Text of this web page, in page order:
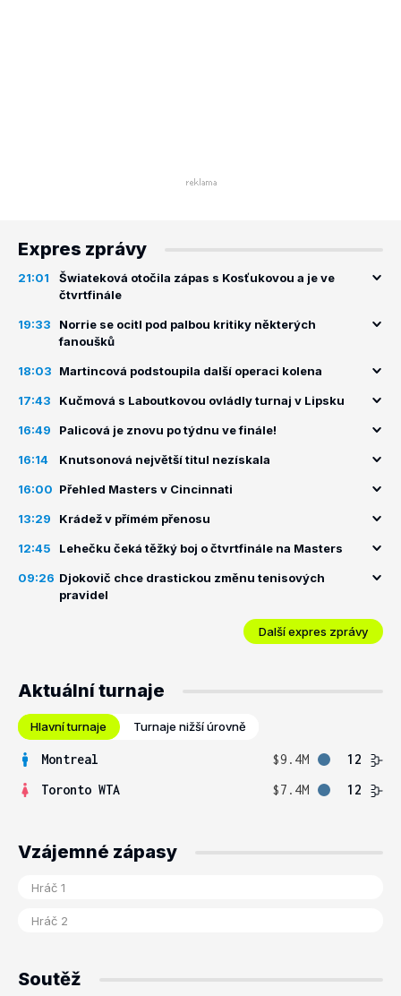
Expres zprávy
21:01
Šwiateková otočila zápas s Kosťukovou a je ve
čtvrtfinále
19:33
Norrie se ocitl pod palbou kritiky některých
fanoušků
18:03 Martincová podstoupila další operaci kolena
17:43 Kučmová s Laboutkovou ovládly turnaj v Lipsku
16:49 Palicová je znovu po týdnu ve finále!
16:14 Knutsonová největší titul nezískala
16:00 Přehled Masters v Cincinnati
13:29 Krádež v přímém přenosu
12:45 Lehečku čeká těžký boj o čtvrtfinále na Masters
09:26 Djokovič chce drastickou změnu tenisových
pravidel
Další expres zprávy
Aktuální turnaje
Hlavní turnaje Turnaje nižší úrovně
Montreal $9.4M
12
Toronto WTA
$7.4M 12
Vzájemné zápasy
Soutěž